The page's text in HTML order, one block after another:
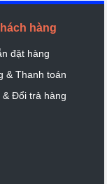
hàng
đặt hàng
& Thanh toán
& Đổi trả hàng